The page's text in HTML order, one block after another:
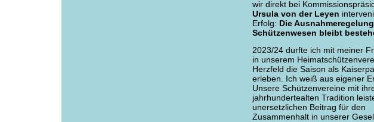
wir direkt bei
Ursula von der Leyen
Erfolg: Die
Schützenwesen bleibt
2023/24 durfte ich mit meiner
in unserem
Herzfeld die Saison als
erleben. Ich weiß aus eigener
Unsere Schützenvereine mit
jahrhundertealten Tradition
unersetzlichen Beitrag für den
Zusammenhalt in unserer